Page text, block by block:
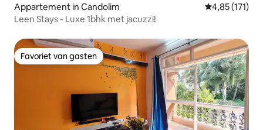
Appartement in Candolim Gemiddelde
4,85 (171)
Leen Stays - Luxe 1bhk met jacuzzi!
Favoriet van gasten
Favoriet van gasten